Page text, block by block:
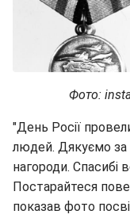
Фото:
"День Росії
людей. Дякуємо за
нагороди. Спасибі
Постарайтеся
показав фото